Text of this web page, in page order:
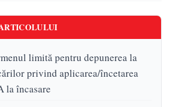
limită pentru depunerea la
privind aplicarea/încetarea
la încasare